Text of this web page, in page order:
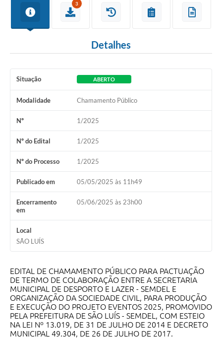
3
Detalhes
Situação ABERTO
Modalidade Chamamento Público
Nº 1/2025
Nº do Edital 1/2025
Nº do Processo 1/2025
Publicado em 05/05/2025 às 11h49
Encerramento
em
05/06/2025 às 23h00
Local
SÃO LUÍS
EDITAL DE CHAMAMENTO PÚBLICO PARA PACTUAÇÃO
DE TERMO DE COLABORAÇÃO ENTRE A SECRETARIA
MUNICIPAL DE DESPORTO E LAZER - SEMDEL E
ORGANIZAÇÃO DA SOCIEDADE CIVIL, PARA PRODUÇÃO
E EXECUÇÃO DO PROJETO EVENTOS 2025, PROMOVIDO
PELA PREFEITURA DE SÃO LUÍS - SEMDEL, COM ESTEIO
NA LEI Nº 13.019, DE 31 DE JULHO DE 2014 E DECRETO
MUNICIPAL 49.304, DE 26 DE JULHO DE 2017.